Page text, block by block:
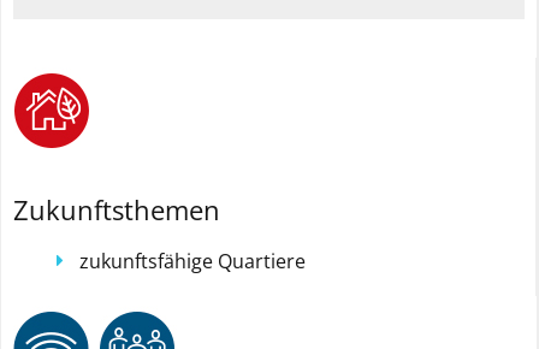
Zukunftsthemen
zukunftsfähige Quartiere